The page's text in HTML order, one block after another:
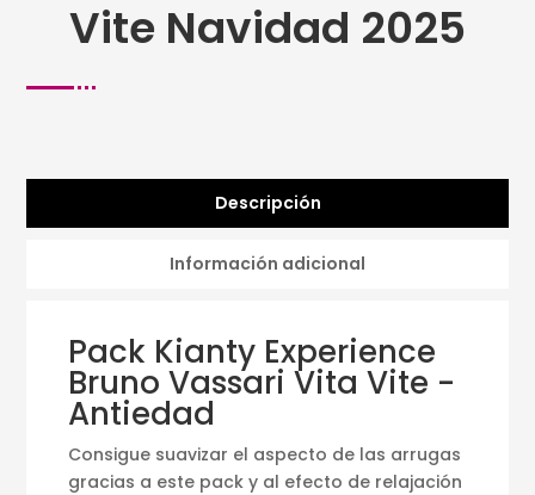
Vite Navidad 2025
Descripción
Información adicional
Pack Kianty Experience
Bruno Vassari Vita Vite -
Antiedad
Consigue suavizar el aspecto de las arrugas
gracias a este pack y al efecto de relajación